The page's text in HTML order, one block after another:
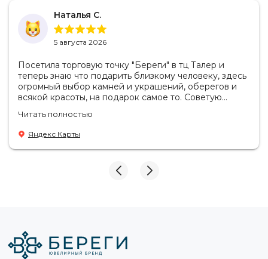
Наталья С.
5 августа 2026
Посетила торговую точку "Береги" в тц Талер и
теперь знаю что подарить близкому человеку, здесь
огромный выбор камней и украшений, оберегов и
всякой красоты, на подарок самое то. Советую
Продавцы-консультанты сориентируют, дадут
подсказки на что обратить внимание . Приветливый
персонал.
Читать полностью
Яндекс Карты